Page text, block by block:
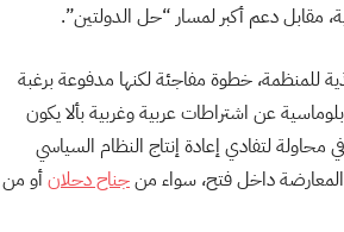
مقابل دعم أكبر لمسار “حل الدولتين”.
للمنظمة، خطوة مفاجئة لكنها مدفوعة برغبة
عن اشتراطات عربية وغربية بألا يكون
محاولة لتفادي إعادة إنتاج النظام السياسي
المعارضة داخل فتح، سواء منجناح دحلانأو من